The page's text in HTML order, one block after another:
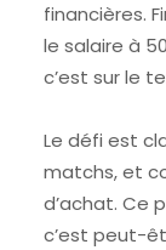
financières.
le salaire à
c’est sur le
Le défi est
matchs, et
d’achat. Ce
c’est peut-